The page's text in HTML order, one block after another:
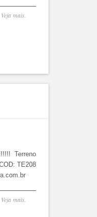
Veja mais.
Terreno
TE208
Veja mais.